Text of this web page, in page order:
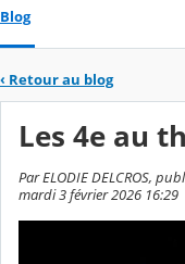
Blog
‹ Retour au blog
Les 4e au
Par ELODIE DELCROS,
mardi 3 février 2026 16:29